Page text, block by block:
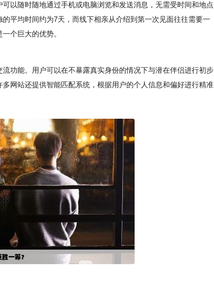
随时随地通过手机或电脑浏览和发送消息，无需受时间和地点
平均时间约为7天，而线下相亲从介绍到第一次见面往往需要一
个巨大的优势。
能。用户可以在不暴露真实身份的情况下与潜在伴侣进行初步
网站还提供智能匹配系统，根据用户的个人信息和偏好进行精准